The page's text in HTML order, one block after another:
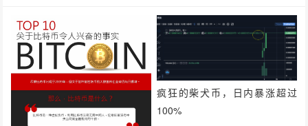
疯狂的柴犬币，日内暴涨超过
100%